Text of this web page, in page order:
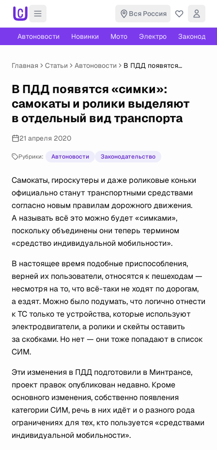
Вся Россия
Автоновости Новинки Мото Электро
Главная Статьи Автоновости
В ПДД появятся
и ролики выделяют
в отдельный вид
транспорта
В ПДД появятся «симки»:
самокаты и ролики выделяют
в отдельный вид транспорта
21 апреля 2020
Рубрики: Автоновости Законодательство
Самокаты, гироскутеры и даже роликовые коньки
официально станут транспортными средствами
согласно новым правилам дорожного движения.
А называть всё это можно будет «симками»,
поскольку объединены они теперь термином
«средство индивидуальной мобильности».
В настоящее время подобные приспособления,
верней их пользователи, относятся к пешеходам —
несмотря на то, что всё-таки не ходят по дорогам,
а ездят. Можно было подумать, что логично отнести
к ТС только те устройства, которые используют
электродвигатели, а ролики и скейты оставить
за скобками. Но нет — они тоже попадают в список
СИМ.
Эти изменения в ПДД подготовили в Минтрансе,
проект правок опубликован недавно. Кроме
основного изменения, собственно появления
категории СИМ, речь в них идёт и о разного рода
ограничениях для тех, кто пользуется «средствами
индивидуальной мобильности».